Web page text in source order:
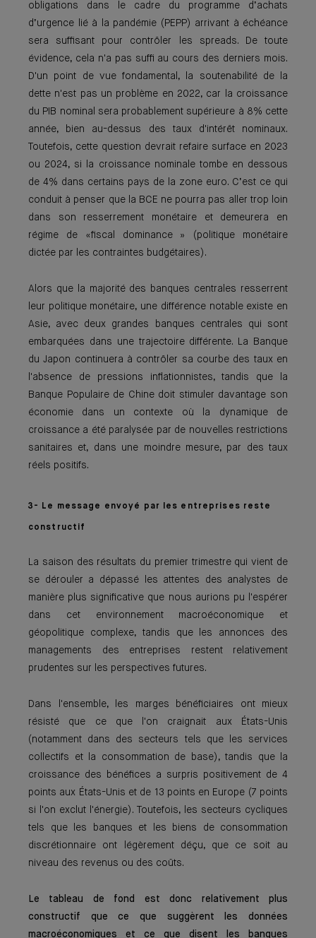
obligations dans le cadre du programme d’achats
d’urgence lié à la pandémie (PEPP) arrivant à échéance
sera suffisant pour contrôler les spreads. De toute
évidence, cela n'a pas suffi au cours des derniers mois.
D'un point de vue fondamental, la soutenabilité de la
dette n'est pas un problème en 2022, car la croissance
du PIB nominal sera probablement supérieure à 8% cette
année, bien au-dessus des taux d'intérêt nominaux.
Toutefois, cette question devrait refaire surface en 2023
ou 2024, si la croissance nominale tombe en dessous
de 4% dans certains pays de la zone euro. C’est ce qui
conduit à penser que la BCE ne pourra pas aller trop loin
dans son resserrement monétaire et demeurera en
régime de «fiscal dominance » (politique monétaire
dictée par les contraintes budgétaires).
Alors que la majorité des banques centrales resserrent
leur politique monétaire, une différence notable existe en
Asie, avec deux grandes banques centrales qui sont
embarquées dans une trajectoire différente. La Banque
du Japon continuera à contrôler sa courbe des taux en
l'absence de pressions inflationnistes, tandis que la
Banque Populaire de Chine doit stimuler davantage son
économie dans un contexte où la dynamique de
croissance a été paralysée par de nouvelles restrictions
sanitaires et, dans une moindre mesure, par des taux
réels positifs.
3- Le message envoyé par les entreprises reste
constructif
La saison des résultats du premier trimestre qui vient de
se dérouler a dépassé les attentes des analystes de
manière plus significative que nous aurions pu l'espérer
dans cet environnement macroéconomique et
géopolitique complexe, tandis que les annonces des
managements des entreprises restent relativement
prudentes sur les perspectives futures.
Dans l'ensemble, les marges bénéficiaires ont mieux
résisté que ce que l'on craignait aux États-Unis
(notamment dans des secteurs tels que les services
collectifs et la consommation de base), tandis que la
croissance des bénéfices a surpris positivement de 4
points aux États-Unis et de 13 points en Europe (7 points
si l'on exclut l'énergie). Toutefois, les secteurs cycliques
tels que les banques et les biens de consommation
discrétionnaire ont légèrement déçu, que ce soit au
niveau des revenus ou des coûts.
Le tableau de fond est donc relativement plus
constructif que ce que suggèrent les données
macroéconomiques et ce que disent les banques